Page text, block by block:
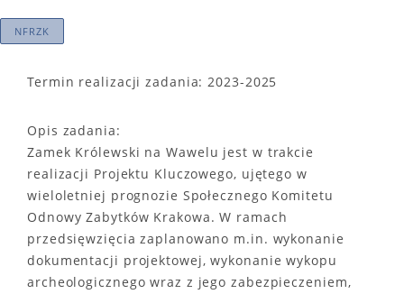
NFRZK
Termin realizacji zadania: 2023-2025
Opis zadania:
Zamek Królewski na Wawelu jest w trakcie
realizacji Projektu Kluczowego, ujętego w
wieloletniej prognozie Społecznego Komitetu
Odnowy Zabytków Krakowa. W ramach
przedsięwzięcia zaplanowano m.in. wykonanie
dokumentacji projektowej, wykonanie wykopu
archeologicznego wraz z jego zabezpieczeniem,